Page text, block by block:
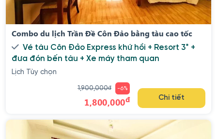
Combo du lịch Trần Đề Côn Đảo bằng tàu cao tốc
Vé tàu Côn Đảo Express khứ hồi + Resort 3* +
đưa đón bến tàu + Xe máy tham quan
Lịch Tùy chọn
1,900,000đ -6%
1,800,000đ Chi tiết